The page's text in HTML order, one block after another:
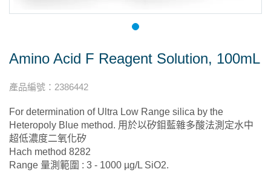
Amino Acid F Reagent Solution, 100mL
產品編號 ： 2386442
For determination of Ultra Low Range silica by the
Heteropoly Blue method. 用於以矽鉬藍雜多酸法測定水中
超低濃度二氧化矽
Hach method 8282
Range 量測範圍 : 3 - 1000 µg/L SiO2.